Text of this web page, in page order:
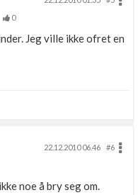
0
Jeg ville ikke ofret en
22.12.2010 06.46
#6
noe å bry seg om.